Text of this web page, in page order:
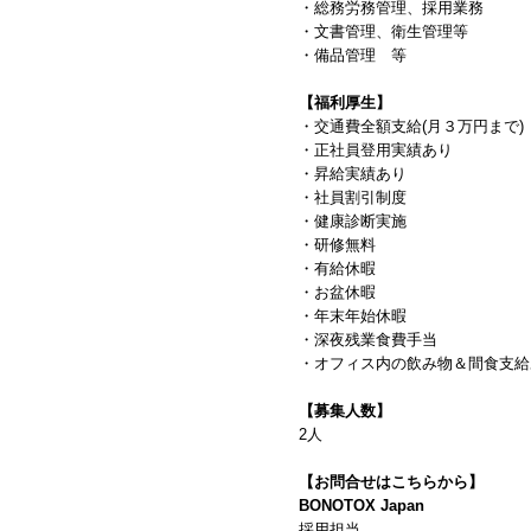
・総務労務管理、採用業務
・文書管理、衛生管理等
・備品管理 等
【福利厚生】
・交通費全額支給(月３万円まで)
・正社員登用実績あり
・昇給実績あり
・社員割引制度
・健康診断実施
・研修無料
・有給休暇
・お盆休暇
・年末年始休暇
・深夜残業食費手当
・オフィス内の飲み物＆間食支
【募集人数】
2人
【お問合せはこちらから】
BONOTOX Japan